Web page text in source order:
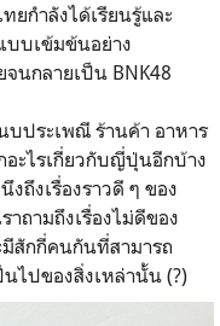
กำลังได้เรียนรู้และ
บบเข้มข้นอย่าง
นกลายเป็น BNK48
ระเพณี ร้านค้า อาหาร
อะไรเกี่ยวกับญี่ปุ่นอีกบ้าง
ถึงเรื่องราวดี ๆ ของ
ถามถึงเรื่องไม่ดีของ
สักกี่คนกันที่สามารถ
นไปของสิ่งเหล่านั้น (?)